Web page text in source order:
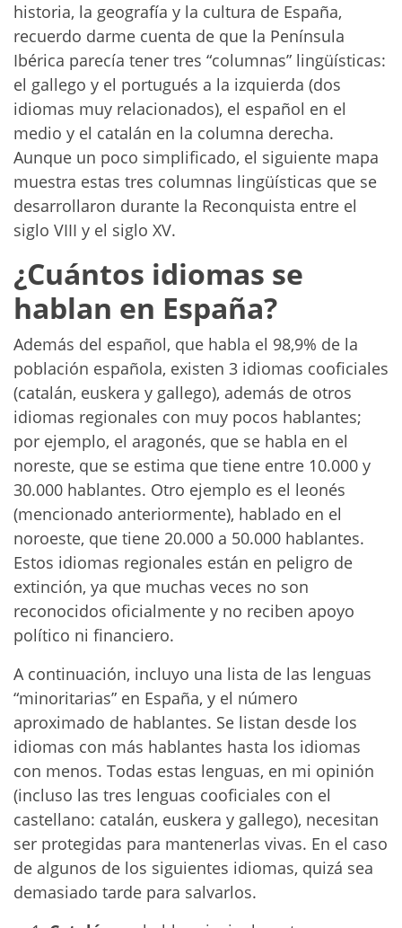
historia, la geografía y la cultura de España,
recuerdo darme cuenta de que la Península
Ibérica parecía tener tres “columnas” lingüísticas:
el gallego y el portugués a la izquierda (dos
idiomas muy relacionados), el español en el
medio y el catalán en la columna derecha.
Aunque un poco simplificado, el siguiente mapa
muestra estas tres columnas lingüísticas que se
desarrollaron durante la Reconquista entre el
siglo VIII y el siglo XV.
¿Cuántos idiomas se
hablan en España?
Además del español, que habla el 98,9% de la
población española, existen 3 idiomas cooficiales
(catalán, euskera y gallego), además de otros
idiomas regionales con muy pocos hablantes;
por ejemplo, el aragonés, que se habla en el
noreste, que se estima que tiene entre 10.000 y
30.000 hablantes. Otro ejemplo es el leonés
(mencionado anteriormente), hablado en el
noroeste, que tiene 20.000 a 50.000 hablantes.
Estos idiomas regionales están en peligro de
extinción, ya que muchas veces no son
reconocidos oficialmente y no reciben apoyo
político ni financiero.
A continuación, incluyo una lista de las lenguas
“minoritarias” en España, y el número
aproximado de hablantes. Se listan desde los
idiomas con más hablantes hasta los idiomas
con menos. Todas estas lenguas, en mi opinión
(incluso las tres lenguas cooficiales con el
castellano: catalán, euskera y gallego), necesitan
ser protegidas para mantenerlas vivas. En el caso
de algunos de los siguientes idiomas, quizá sea
demasiado tarde para salvarlos.